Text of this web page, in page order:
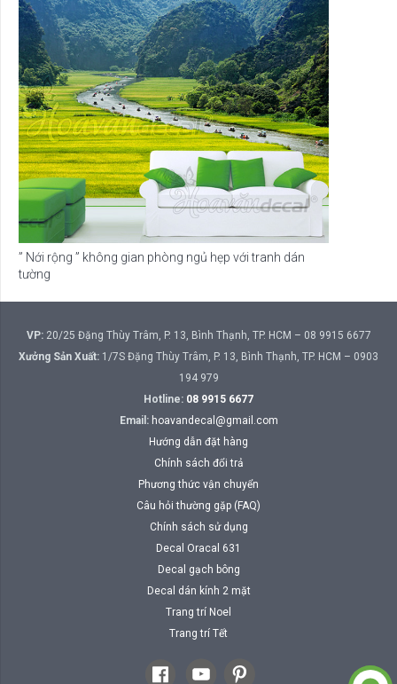
” Nới rộng ” không gian phòng ngủ hẹp với tranh dán
tường
VP:20/25 Đặng Thùy Trâm, P. 13, Bình Thạnh, TP. HCM – 08 9915 6677
Xưởng Sản Xuất: 1/7S Đặng Thùy Trâm, P. 13, Bình Thạnh, TP. HCM – 0903
194 979
Hotline: 08 9915 6677
Email: hoavandecal@gmail.com
Hướng dẫn đặt hàng
Chính sách đổi trả
Phương thức vận chuyển
Câu hỏi thường gặp (FAQ)
Chính sách sử dụng
Decal Oracal 631
Decal gạch bông
Decal dán kính 2 mặt
Trang trí Noel
Trang trí Tết